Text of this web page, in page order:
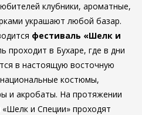
клубники, ароматные,
украшают любой базар.
фестиваль «Шелк и
проходит в Бухаре, где в дни
в настоящую восточную
костюмы,
и акробаты. На протяжении
и Специи» проходят